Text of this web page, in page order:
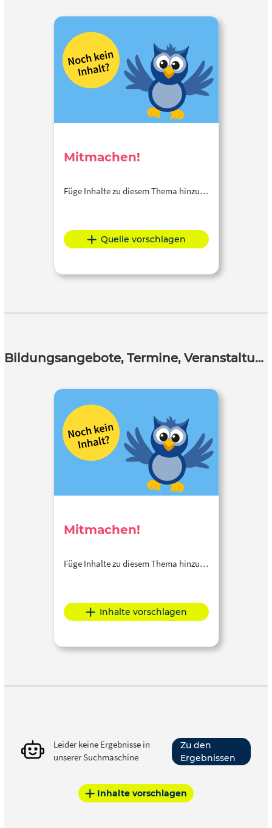
Mitmachen!
Füge Inhalte zu diesem Thema hinzu…
Quelle vorschlagen
Bildungsangebote, Termine, Veranstaltungen
Mitmachen!
Füge Inhalte zu diesem Thema hinzu…
Inhalte vorschlagen
Leider keine Ergebnisse in
unserer Suchmaschine
Zu den
Ergebnissen
Inhalte vorschlagen